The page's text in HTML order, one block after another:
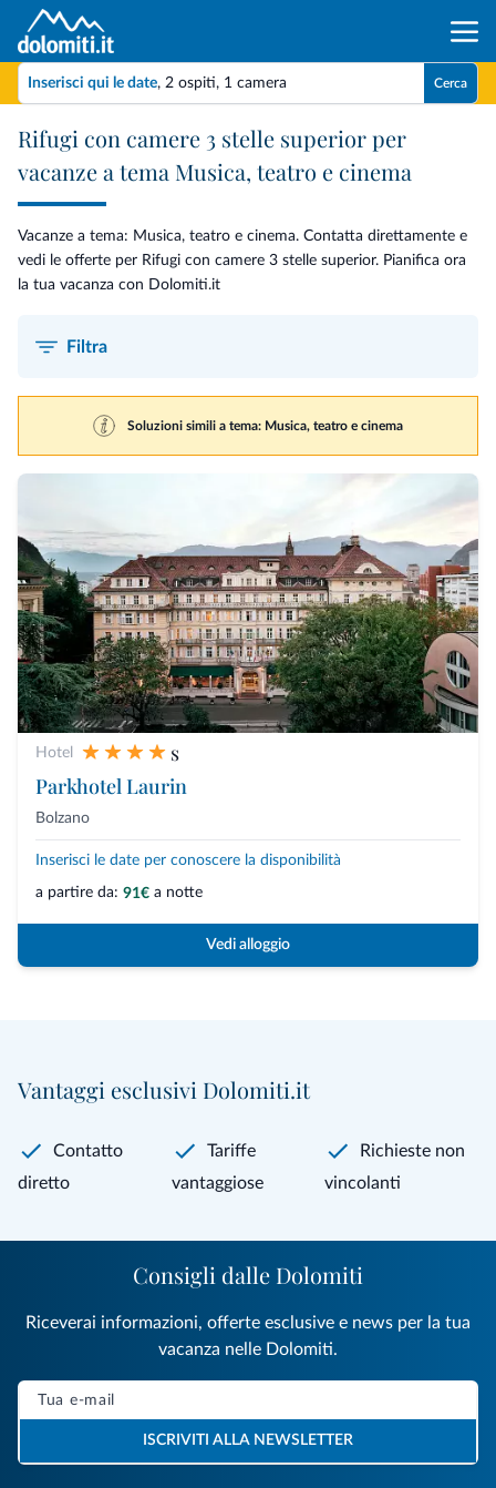
Inserisci qui le date, 2 ospiti, 1 camera Cerca
Rifugi con camere 3 stelle superior per
vacanze a tema Musica, teatro e cinema
Vacanze a tema: Musica, teatro e cinema. Contatta direttamente e
vedi le offerte per Rifugi con camere 3 stelle superior. Pianifica ora
la tua vacanza con Dolomiti.it
Filtra
Soluzioni simili a tema: Musica, teatro e cinema
Hotel
s
Parkhotel Laurin
Bolzano
Inserisci le date per conoscere la disponibilità
a partire da: 91€ a notte
Vedi alloggio
Vantaggi esclusivi Dolomiti.it
Contatto
diretto
Tariffe
vantaggiose
Richieste non
vincolanti
Consigli dalle Dolomiti
Riceverai informazioni, offerte esclusive e news per la tua
vacanza nelle Dolomiti.
ISCRIVITI ALLA NEWSLETTER